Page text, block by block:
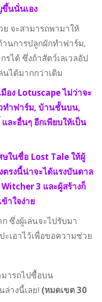
ขึ้นนั่นเอง
จะสามารถพามาให้
านการปลูกผักทำฟาร์ม,
ได้ ซึ่งถ้าสัตว์เลเวลอัป
นได้มากกว่าเดิม
มือง Lotuscape ไม่ว่าจะ
ทำฟาร์ม, บ้านชั้นบน,
ละอื่นๆ อีกเพียบให้เป็น
ในชื่อ Lost Tale ให้ผู้
ตรงนี้น่าจะได้แรงบันดาล
3 และผู้สร้างก็
าใจง่าย
ซึ่งผู้เล่นจะไปรับมา
ะเอาไว้เพื่อขอความช่วย
มารถไปซื้อบน
างนี้เลย! (หมดเขต 30